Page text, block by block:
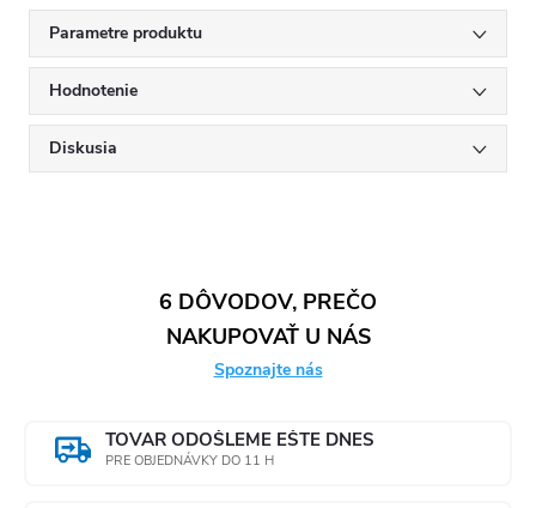
Parametre produktu
Hodnotenie
Diskusia
6 DÔVODOV, PREČO
NAKUPOVAŤ U NÁS
Spoznajte nás
TOVAR ODOŠLEME EŠTE DNES
PRE OBJEDNÁVKY DO 11 H